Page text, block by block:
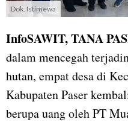
Dok. Istimewa
InfoSAWIT, TANA
dalam mencegah
hutan, empat desa di
Kabupaten Paser
berupa uang oleh PT